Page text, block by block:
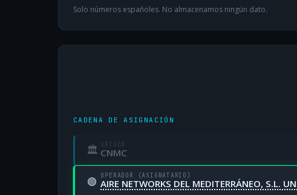
Solo números españoles. No almacenamos ningún dato.
CADENA DE ASIGNACIÓN
🏛 ORIGEN
CNMC
🟢 OPERADOR (ASIGNATARIO)
AIRE NETWORKS DEL MEDITERRÁNEO, S.L.